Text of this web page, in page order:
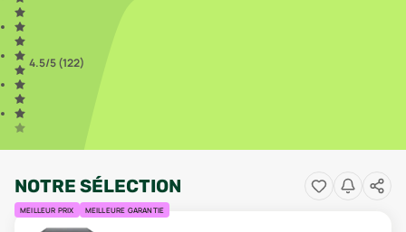
4.5/5 (122)
NOTRE SÉLECTION
MEILLEUR PRIX MEILLEURE GARANTIE